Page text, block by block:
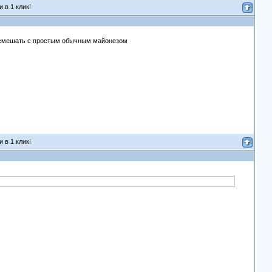
в 1 клик!
с простым обычным майонезом
в 1 клик!